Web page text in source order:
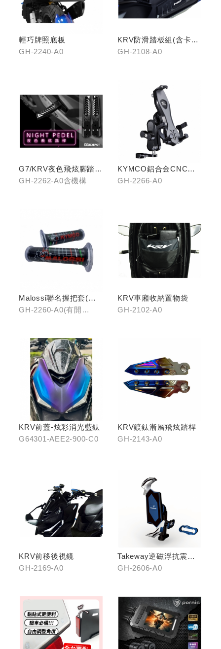
輕巧牌照底板
GH-2240-A0
KRV防滑踏板組(含卡夢
飾片)
GH-2108-A0
G7/KRV夜色飛炫腳踏
(含機構LHJ8)
GH-2262-A0含機構
KYMCO鋁合金CNC減
震手機架
GH-2266-A0
Malossi聯名握把套(有
開口)/(無開口)
GH-2260-A0(有開
KRV車廂收納置物袋
GH-2102-A0
KRV前蓋-炫彩消光藍鈦
G64301-AEE2-900-C0
KRV鍍鈦漸層飛炫踏桿
GH-2143-A0
KRV前移後視鏡
GH-2169-A0
Takeway逆磁浮抗震手
機架
GH-2606-A0